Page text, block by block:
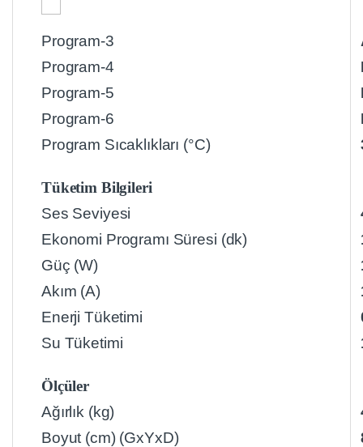
Program-3
Program-4
Program-5
Program-6
Program Sıcaklıkları (°C)
Tüketim Bilgileri
Ses Seviyesi
Ekonomi Programı Süresi (dk)
Güç (W)
Akım (A)
Enerji Tüketimi
Su Tüketimi
Ölçüler
Ağırlık (kg)
Boyut (cm) (GxYxD)